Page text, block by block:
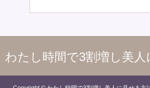
わたし時間で3割増し美